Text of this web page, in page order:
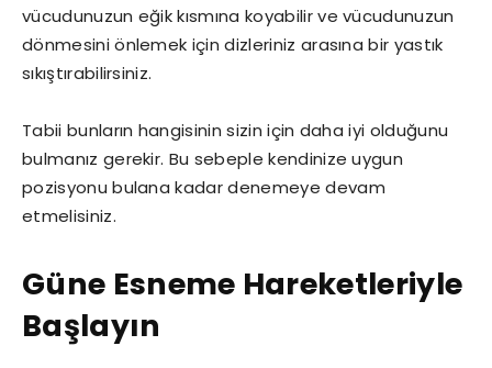
vücudunuzun eğik kısmına koyabilir ve vücudunuzun
dönmesini önlemek için dizleriniz arasına bir yastık
sıkıştırabilirsiniz.
Tabii bunların hangisinin sizin için daha iyi olduğunu
bulmanız gerekir. Bu sebeple kendinize uygun
pozisyonu bulana kadar denemeye devam
etmelisiniz.
Güne Esneme Hareketleriyle
Başlayın